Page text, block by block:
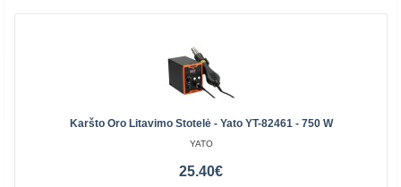
Karšto Oro Litavimo Stotelė - Yato YT-82461 - 750 W
YATO
25.40€